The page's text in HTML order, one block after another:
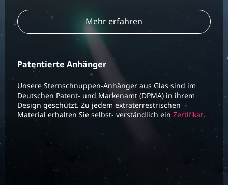
Mehr erfahren
Patentierte Anhänger
Unsere Sternschnuppen-Anhänger aus Glas sind im
Deutschen Patent- und Markenamt (DPMA) in ihrem
Design geschützt. Zu jedem extraterrestrischen
Material erhalten Sie selbst- verständlich ein Zertifikat.